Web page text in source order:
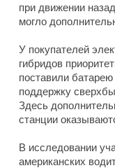
при движении
могло
У покупателей
гибридов
поставили
поддержку
Здесь
станции
В исследовании
американских